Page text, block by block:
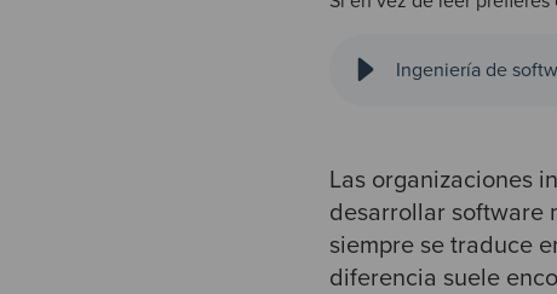
Ingeniería de
Las organizaciones
desarrollar software
siempre se traduce
diferencia suele